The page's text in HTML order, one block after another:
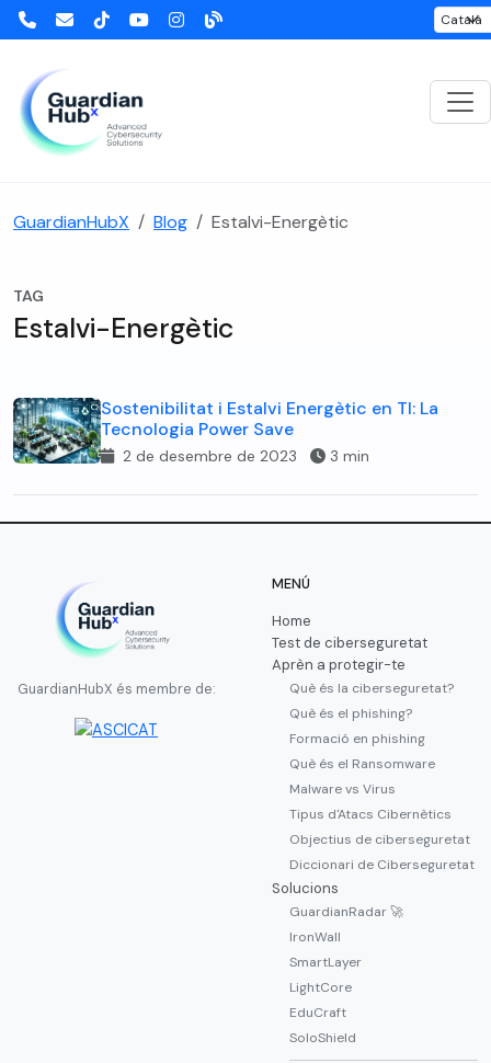
GuardianHubX Blog Estalvi-Energètic
TAG
Estalvi-Energètic
Sostenibilitat i Estalvi Energètic en TI: La
Tecnologia Power Save
2 de desembre de 2023 3 min
GuardianHubX és membre de:
MENÚ
Home
Test de ciberseguretat
Aprèn a protegir-te
Què és la ciberseguretat?
Què és el phishing?
Formació en phishing
Què és el Ransomware
Malware vs Virus
Tipus d'Atacs Cibernètics
Objectius de ciberseguretat
Diccionari de Ciberseguretat
Solucions
GuardianRadar 🚀
IronWall
SmartLayer
LightCore
EduCraft
SoloShield